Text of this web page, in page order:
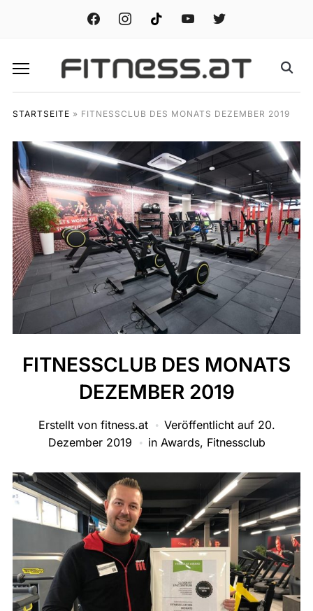
facebook instagramtiktok youtube twitter
STARTSEITE » FITNESSCLUB DES MONATS DEZEMBER 2019
FITNESSCLUB DES MONATS
DEZEMBER 2019
Erstellt von fitness.at Veröffentlicht auf 20.
Dezember 2019
in Awards, Fitnessclub